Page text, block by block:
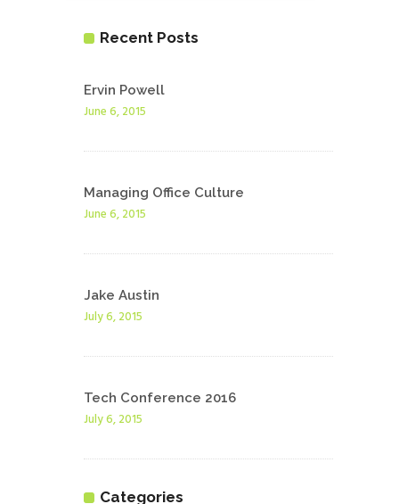
Recent Posts
Ervin Powell
June 6, 2015
Managing Office Culture
June 6, 2015
Jake Austin
July 6, 2015
Tech Conference 2016
July 6, 2015
Categories